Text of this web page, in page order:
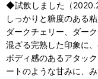
◆試飲しました（
しっかりと糖度のある
ダークチェリー、ダー
混ざる完熟した印象に
ボディ感のあるアタッ
ートのような甘みに、